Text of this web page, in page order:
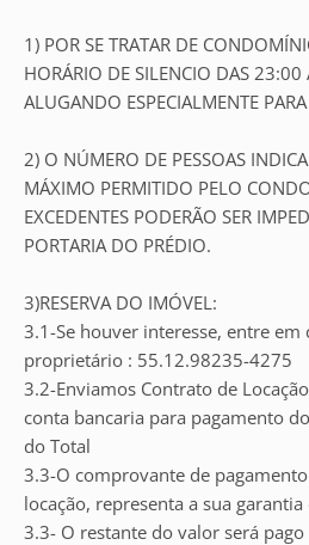
1) POR SE TRATAR DE
HORÁRIO DE SILENCIO DAS 23:00
ALUGANDO ESPECIALMENTE
2) O NÚMERO DE PESSOAS
MÁXIMO PERMITIDO PELO
EXCEDENTES PODERÃO SER
PORTARIA DO PRÉDIO.
3)RESERVA DO IMÓVEL:
3.1-Se houver interesse, entre
proprietário : 55.12.98235-4275
3.2-Enviamos Contrato de
conta bancaria para pagamento
do Total
3.3-O comprovante de
locação, representa a sua garantia
3.3- O restante do valor será pago